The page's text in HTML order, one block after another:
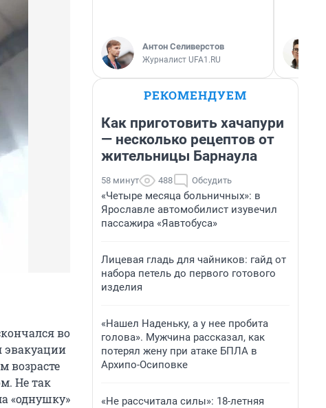
во
эвакуации
возрасте
Не так
«однушку»
Антон Селиверстов
Журналист UFA1.RU
РЕКОМЕНДУЕМ
Как приготовить хачапури
— несколько рецептов от
жительницы Барнаула
58 минут 488 Обсудить
«Четыре месяца больничных»: в
Ярославле автомобилист изувечил
пассажира «Яавтобуса»
Лицевая гладь для чайников: гайд от
набора петель до первого готового
изделия
«Нашел Наденьку, а у нее пробита
голова». Мужчина рассказал, как
потерял жену при атаке БПЛА в
Архипо-Осиповке
«Не рассчитала силы»: 18-летняя